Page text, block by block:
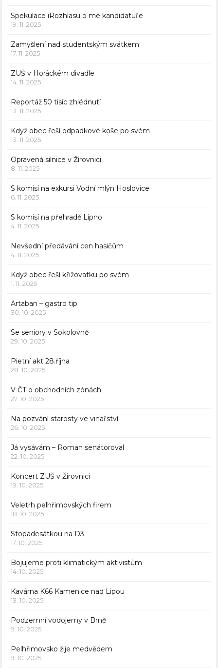
Spekulace iRozhlasu o mé kandidatuře
19. 11. 2025
Zamyšlení nad studentským svátkem
17. 11. 2025
ZUŠ v Horáckém divadle
14. 11. 2025
Reportáž 50 tisíc zhlédnutí
13. 11. 2025
Když obec řeší odpadkové koše po svém
13. 11. 2025
Opravená silnice v Žirovnici
8. 11. 2025
S komisí na exkursi Vodní mlýn Hoslovice
6. 11. 2025
S komisí na přehradě Lipno
4. 11. 2025
Nevšední předávání cen hasičům
4. 11. 2025
Když obec řeší křižovatku po svém
1. 11. 2025
Artaban – gastro tip
30. 10. 2025
Se seniory v Sokolovně
29. 10. 2025
Pietní akt 28.října
28. 10. 2025
V ČT o obchodních zónách
27. 10. 2025
Na pozvání starosty ve vinařství
26. 10. 2025
Já vysávám – Roman senátoroval
22. 10. 2025
Koncert ZUŠ v Žirovnici
19. 10. 2025
Veletrh pelhřimovských firem
18. 10. 2025
Stopadesátkou na D3
17. 10. 2025
Bojujeme proti klimatickým aktivistům
14. 10. 2025
Kavárna K66 Kamenice nad Lipou
13. 10. 2025
Podzemní vodojemy v Brně
9. 10. 2025
Pelhřimovsko žije medvědem
9. 10. 2025